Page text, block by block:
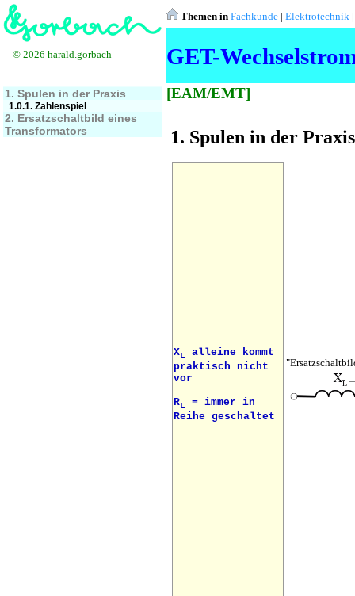
Themen in Fachkunde | Elektrotechnik
GET-
[EAM/EMT]
© 2026 harald.gorbach
1. Spulen in der Praxis
1.0.1. Zahlenspiel
2. Ersatzschaltbild eines
Transformators
1. Spulen in der Praxis
XL
alleine kommt
praktisch nicht
vor
RL
= immer in
Reihe geschaltet